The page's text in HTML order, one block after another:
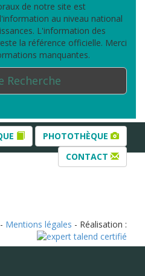
de notre site est
au niveau national
L'information des
la référence officielle. Merci
manquantes.
Recherche
PHOTOTHÈQUE
CONTACT
- Mentions légales - Réalisation :